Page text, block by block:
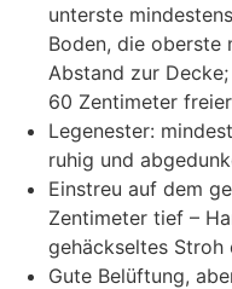
unterste
Boden, die oberste
Abstand zur
60 Zentimeter
Legenester:
ruhig und
Einstreu auf dem
Zentimeter tief –
gehäckseltes Stroh
Gute Belüftung,